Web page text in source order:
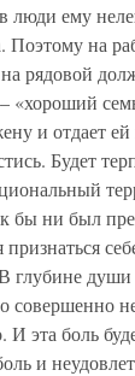
люди ему
Поэтому на
рядовой
«хороший
и отдает
Будет
бы ни был
признаться
глубине
совершенно
эта боль
и